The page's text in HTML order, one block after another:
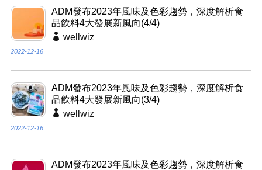
ADM發布2023年風味及色彩趨勢，深度解析食
品飲料4大發展新風向(4/4)
wellwiz
2022-12-16
ADM發布2023年風味及色彩趨勢，深度解析食
品飲料4大發展新風向(3/4)
wellwiz
2022-12-16
ADM發布2023年風味及色彩趨勢，深度解析食